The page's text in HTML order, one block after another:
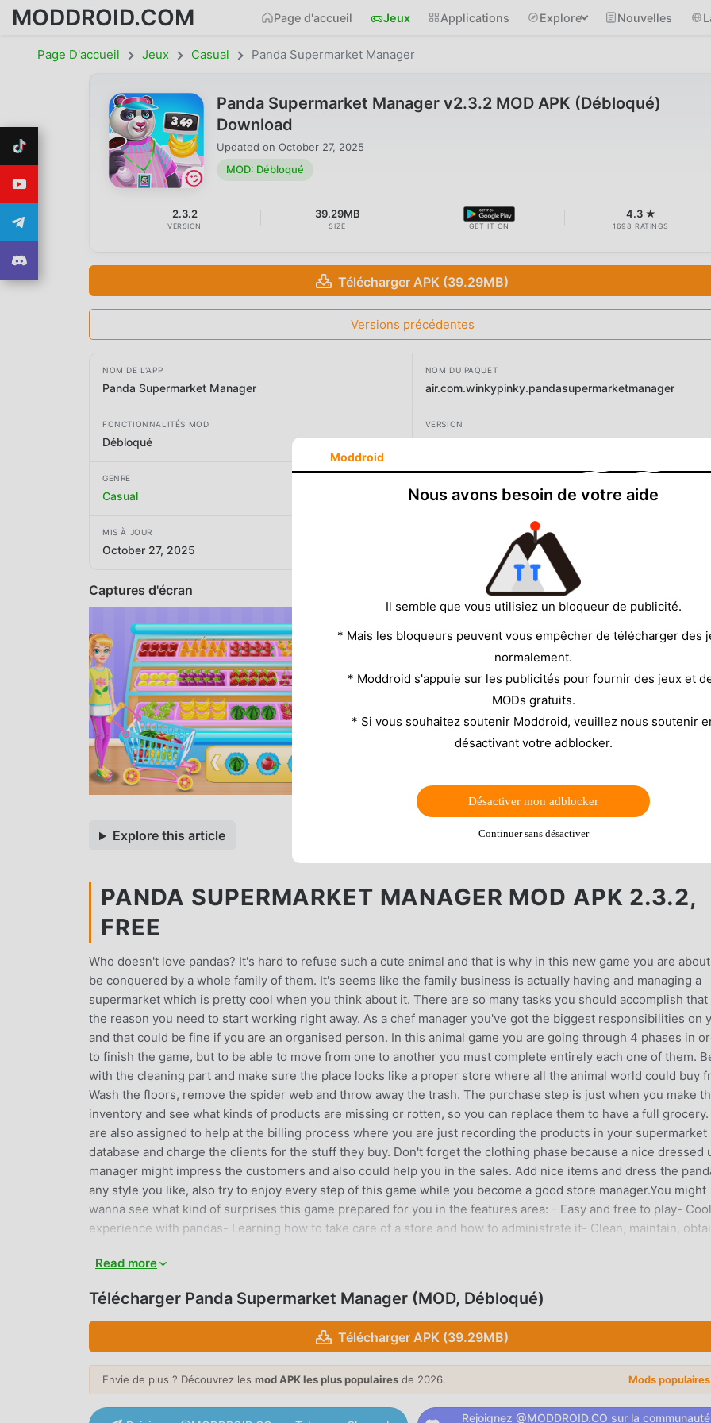
MODDROID.COM Page d'accueil Jeux Applications Explore Nouvelles
Page D'accueil Jeux Casual Panda Supermarket Manager
Panda Supermarket Manager v2.3.2 MOD APK (Débloqué)
Download
Updated on October 27, 2025
MOD: Débloqué
2.3.2
VERSION
39.29MB
SIZE GET IT ON
4.3 ★
1698 RATINGS
Télécharger APK (39.29MB)
Versions précédentes
NOM DE L'APP
Panda Supermarket Manager
NOM DU PAQUET
air.com.winkypinky.pandasupermarketmanager
FONCTIONNALITÉS MOD
Débloqué
VERSION
2.3.2
GENRE
Casual winkypinky
MIS À JOUR
October 27, 2025
Captures d'écran
Explore this article
PANDA SUPERMARKET MANAGER MOD APK 2.3.2,
FREE
Who doesn't love pandas? It's hard to refuse such a cute animal and that is why in this new game you are
be conquered by a whole family of them. It's seems like the family business is actually having and managing a
supermarket which is pretty cool when you think about it. There are so many tasks you should accomplish that
the reason you need to start working right away. As a chef manager you've got the biggest responsibilities on
and that could be fine if you are an organised person. In this animal game you are going through 4 phases in
to finish the game, but to be able to move from one to another you must complete entirely each one of them.
with the cleaning part and make sure the place looks like a proper store where all the animal world could buy
Wash the floors, remove the spider web and throw away the trash. The purchase step is just when you make
inventory and see what kinds of products are missing or rotten, so you can replace them to have a full grocery.
are also assigned to help at the billing process where you are just recording the products in your supermarket
database and charge the clients for the stuff they buy. Don't forget the clothing phase because a nice dressed
manager might impress the customers and also could help you in the sales. Add nice items and dress the
any style you like, also try to enjoy every step of this game while you become a good store manager.You might
wanna see what kind of surprises this game prepared for you in the features area: - Easy and free to play- Cool
experience with pandas- Learning how to take care of a store and how to administrate it- Clean, maintain,
multiple challenge and many tasks to fulfill
PANDA SUPERMARKET MANAGER INTRODUCTION
Panda Supermarket Manager En tant que jeu casual très populaire récemment, il a gagné beaucoup de fans
monde entier qui aiment les jeux casual. Si vous souhaitez télécharger ce jeu, en tant que plus grand site de
téléchargement de jeux gratuits mod apk au monde - moddroid est votre meilleur choix. moddroid vous fournit
seulement la dernière version de Panda Supermarket Manager 2.3.2 gratuitement, mais fournit également
Freemod gratuitement, vous aidant à enregistrer la tâche mécanique répétitive dans le jeu, afin que vous
Read more
Télécharger Panda Supermarket Manager (MOD, Débloqué)
Télécharger APK (39.29MB)
Envie de plus ? Découvrez les mod APK les plus populaires de 2026. Mods
Rejoignez @MODDROID.CO sur la communauté
Moddroid
Nous avons besoin de votre aide
Il semble que vous utilisiez un bloqueur de publicité.
* Mais les bloqueurs peuvent vous empêcher de télécharger des
normalement.
* Moddroid s'appuie sur les publicités pour fournir des jeux et
MODs gratuits.
* Si vous souhaitez soutenir Moddroid, veuillez nous soutenir
désactivant votre adblocker.
Désactiver mon adblocker
Continuer sans désactiver